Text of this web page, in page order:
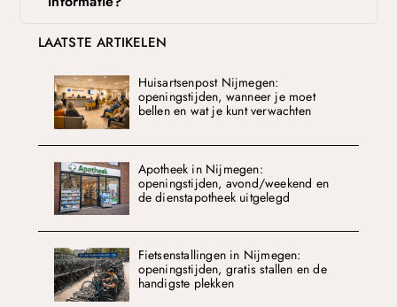
LAATSTE ARTIKELEN
Huisartsenpost Nijmegen:
openingstijden, wanneer je moet
bellen en wat je kunt verwachten
Apotheek in Nijmegen:
openingstijden, avond/weekend en
de dienstapotheek uitgelegd
Fietsenstallingen in Nijmegen:
openingstijden, gratis stallen en de
handigste plekken